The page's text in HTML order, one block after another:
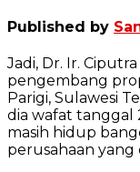
Published by
Jadi, Dr. Ir.
pengembang
Parigi, Sulawesi
dia wafat tanggal
masih hidup
perusahaan yang